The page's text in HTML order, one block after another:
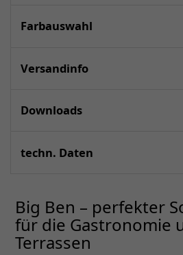
Farbauswahl
Versandinfo
Downloads
techn. Daten
Big Ben – perfekter
für die Gastronomie
Terrassen